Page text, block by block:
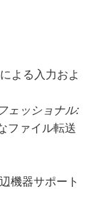
よる入力およ
ェッショナル:
ファイル転送
機器サポート